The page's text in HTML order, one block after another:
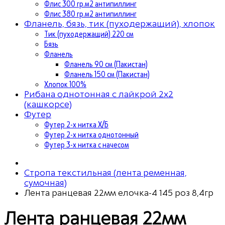
Флис 300 гр.м2 антипиллинг
Флис 380 гр.м2 антипиллинг
Фланель, бязь, тик (пуходержащий), хлопок
Тик (пуходержащий) 220 см
Бязь
Фланель
Фланель 90 см (Пакистан)
Фланель 150 см (Пакистан)
Хлопок 100%
Рибана однотонная с лайкрой 2х2
(кашкорсе)
Футер
Футер 2-х нитка Х/Б
Футер 2-х нитка однотонный
Футер 3-х нитка с начесом
Стропа текстильная (лента ременная,
сумочная)
Лента ранцевая 22мм елочка-4 145 роз 8,4гр
Лента ранцевая 22мм